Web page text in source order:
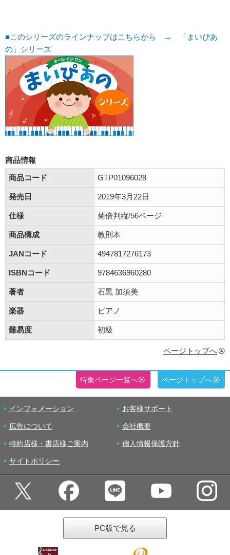
■このシリーズのラインナップはこちらから → 「まいぴあ
の」シリーズ
商品情報
商品コード
GTP01096028
発売日 2019年3月22日
仕様 菊倍判縦/56ページ
商品構成 教則本
JANコード 4947817276173
ISBNコード 9784636960280
著者 石黒 加須美
楽器 ピアノ
難易度 初級
ページトップへ
特集ページ一覧へ ページトップへ
インフォメーション お客様サポート
広告について 会社概要
特約店様・書店様ご案内 個人情報保護方針
サイトポリシー
PC版で見る